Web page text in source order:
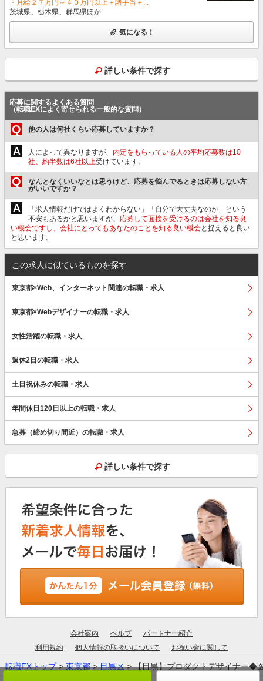
・月給２７万円～４０万円以上＋諸手当＋...
茨城県、栃木県、群馬県ほか
気になる！
詳しい条件で探す
応募に関するよくある質問
（転職EXによく寄せられる一般的な質問）
Q 他の人は何社くらい応募していますか？
A 人によって異なりますが、 内定をもらっている人の平均応募数は10
社、約半数は6社以上受けています。
Q
なんとなくいいなとは思うけど、応募を悩んでるときは応募しない方
がいいですか？
A
「求人情報だけではよくわからない」「自分で大丈夫なのか」という
不安もあるかと思いますが、 応募して面接を受けるのは会社を知る良
い機会ですし、会社にとってもあなたのことを知る良い機会と捉えると良い
と思います。
この求人に似ているものを探す
東京都×Web、インターネット関連の転職・求人
東京都×Webデザイナーの転職・求人
女性活躍の転職・求人
週休2日の転職・求人
土日祝休みの転職・求人
年間休日120日以上の転職・求人
急募（締め切り間近）の転職・求人
詳しい条件で探す
会社案内 ヘルプ
パートナー紹介
利用規約
個人情報の取扱いについて お祝い金に関して
転職EXトップ>東京都>目黒区> 【目黒】プロダクトデザイナー◆